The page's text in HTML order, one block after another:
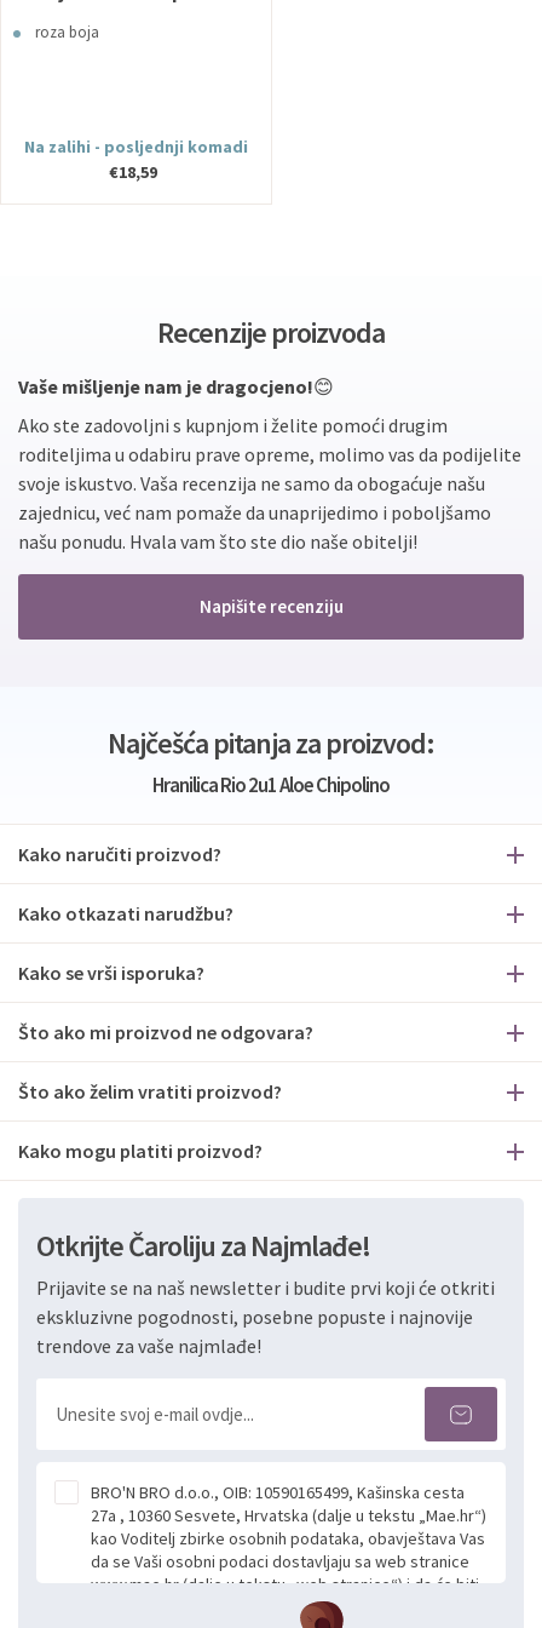
roza boja
Na zalihi - posljednji komadi
€18,59
Recenzije proizvoda
Vaše mišljenje nam je dragocjeno!😊
Ako ste zadovoljni s kupnjom i želite pomoći drugim
roditeljima u odabiru prave opreme, molimo vas da podijelite
svoje iskustvo. Vaša recenzija ne samo da obogaćuje našu
zajednicu, već nam pomaže da unaprijedimo i poboljšamo
našu ponudu. Hvala vam što ste dio naše obitelji!
Napišite recenziju
Najčešća pitanja za proizvod:
Hranilica Rio 2u1 Aloe Chipolino
Kako naručiti proizvod?
Kako otkazati narudžbu?
Kako se vrši isporuka?
Što ako mi proizvod ne odgovara?
Što ako želim vratiti proizvod?
Kako mogu platiti proizvod?
Otkrijte Čaroliju za Najmlađe!
Prijavite se na naš newsletter i budite prvi koji će otkriti
ekskluzivne pogodnosti, posebne popuste i najnovije
trendove za vaše najmlađe!
BRO'N BRO d.o.o., OIB: 10590165499, Kašinska cesta
27a , 10360 Sesvete, Hrvatska (dalje u tekstu „Mae.hr“)
kao Voditelj zbirke osobnih podataka, obavještava Vas
da se Vaši osobni podaci dostavljaju sa web stranice
www.mae.hr (dalje u tekstu „web stranice“) i da će biti
obrađeni. Prihvaćanjem ove Izjave smatra se da